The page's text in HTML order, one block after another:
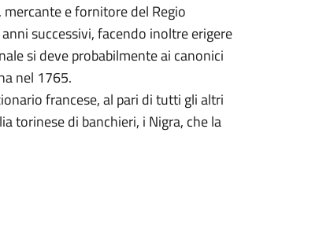
e fornitore del Regio
successivi, facendo inoltre erigere
si deve probabilmente ai canonici
nel 1765.
francese, al pari di tutti gli altri
torinese di banchieri, i Nigra, che la